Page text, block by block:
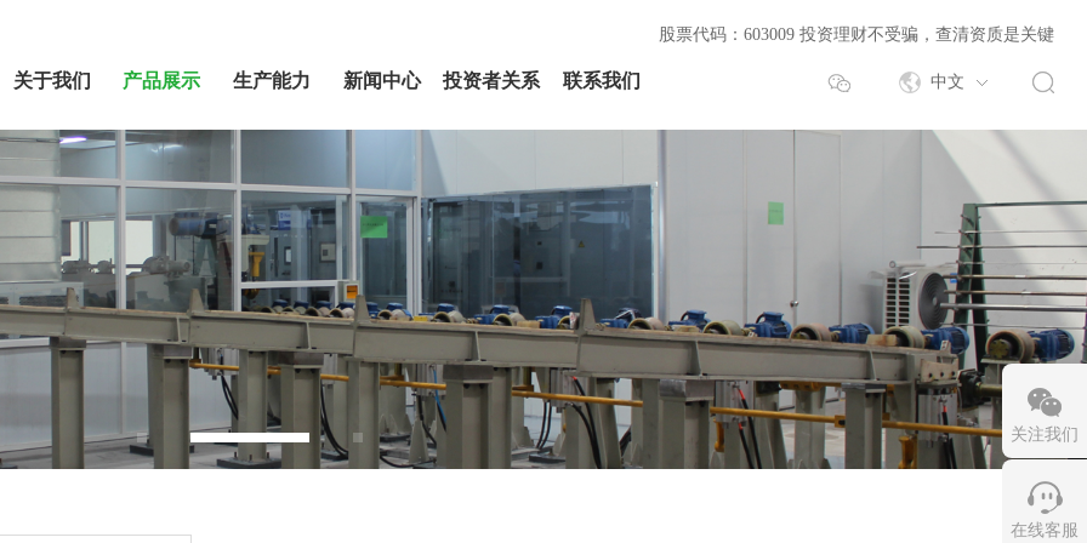
股票代码：603009 投资理财不受骗，查清资质是关键
关于我们 产品展示 生产能力 新闻中心 投资者关系 联系我们 中文
关注我们
在线客服